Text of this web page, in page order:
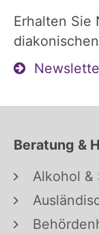
Erhalten Sie
Beratung &
Alkohol &